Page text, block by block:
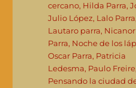
cercano, Hilda Parra,
Julio López, Lalo Parra,
Lautaro parra, Nicanor
Parra, Noche de los
Oscar Parra, Patricia
Ledesma, Paulo Freire,
Pensando la ciudad